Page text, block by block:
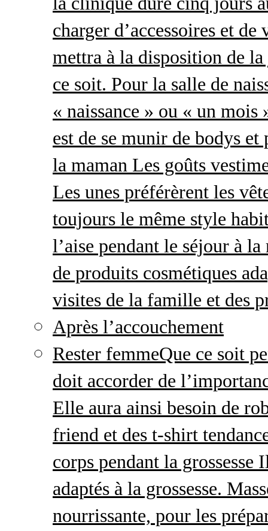
charger d’accessoires et
mettra à la disposition de
ce soit. Pour la salle de
« naissance » ou « un
est de se munir de bodys
la maman Les goûts
Les unes préférèrent les
toujours le même style
l’aise pendant le séjour à
de produits cosmétiques
visites de la famille et des
Après l’accouchement
Rester femmeQue ce soit
doit accorder de
Elle aura ainsi besoin de
friend et des t-shirt
corps pendant la
adaptés à la grossesse.
nourrissante, pour les